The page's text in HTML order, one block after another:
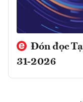
Đón đọc
31-2026